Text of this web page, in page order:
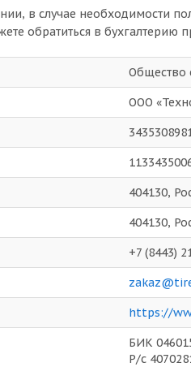
в случае необходимости
обратиться в бухгалтерию
Общество
ООО
404130,
404130,
+7 (8443)
https://
БИК
Р/с